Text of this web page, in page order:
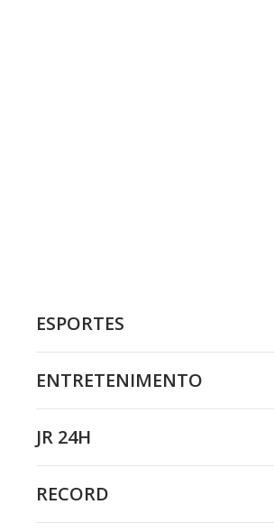
ESPORTES
ENTRETENIMENTO
JR 24H
RECORD